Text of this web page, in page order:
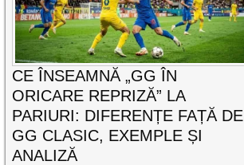
CE ÎNSEAMNĂ „GG ÎN
ORICARE REPRIZĂ” LA
PARIURI: DIFERENȚE FAȚĂ DE
GG CLASIC, EXEMPLE ȘI
ANALIZĂ